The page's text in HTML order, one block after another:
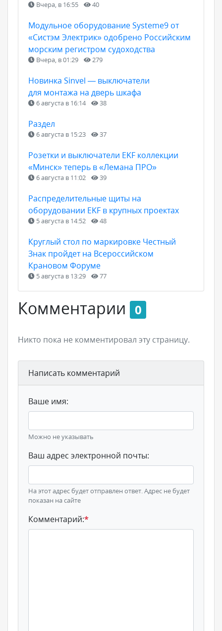
Вчера, в 16:55 40
Модульное оборудование Systeme9 от
«Систэм Электрик» одобрено Российским
морским регистром судоходства
Вчера, в 01:29 279
Новинка Sinvel — выключатели
для монтажа на дверь шкафа
6 августа в 16:14 38
Раздел
6 августа в 15:23 37
Розетки и выключатели EKF коллекции
«Минск» теперь в «Лемана ПРО»
6 августа в 11:02 39
Распределительные щиты на
оборудовании EKF в крупных проектах
5 августа в 14:52 48
Круглый стол по маркировке Честный
Знак пройдет на Всероссийском
Крановом Форуме
5 августа в 13:29 77
Комментарии 0
Никто пока не комментировал эту страницу.
Написать комментарий
Ваше имя:
Можно не указывать
Ваш адрес электронной почты:
На этот адрес будет отправлен ответ. Адрес не будет
показан на сайте
Комментарий:*